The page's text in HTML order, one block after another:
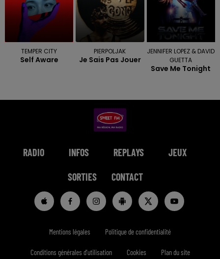
TEMPER CITY
Self Aware
PIERPOLJAK
Je Sais Pas Jouer
JENNIFER LOPEZ & DAVID
GUETTA
Save Me Tonight
RADIO INFOS REPLAYS JEUX
SORTIES CONTACT
Mentions légales Politique de confidentialité
Conditions générales d'utilisation Cookies Plan du site